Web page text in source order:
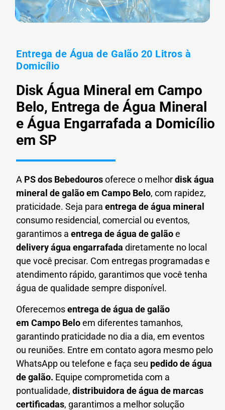
Entrega de Água de Galão 20 Litros à
Domicílio
Disk Água Mineral em Campo
Belo, Entrega de Água Mineral
e Água Engarrafada a Domicílio
em SP
A PS dos Bebedourosoferece o melhordisk água
mineral de galão em Campo Belo, com rapidez,
praticidade. Seja para entrega de água mineral
consumo residencial, comercial ou eventos,
garantimos a entrega de água de galãoe
delivery água engarrafada diretamente no local
que você precisar. Com entregas programadas e
atendimento rápido, garantimos que você tenha
água de qualidade sempre disponível.
Oferecemosentrega de água de galão
em Campo Beloem diferentes tamanhos,
garantindo praticidade no dia a dia, em eventos
ou reuniões. Entre em contato agora mesmo pelo
WhatsApp ou telefone e faça seu pedido de água
de galão. Equipe comprometida com a
pontualidade, distribuidora de água de marcas
certificadas, garantimos a melhor solução